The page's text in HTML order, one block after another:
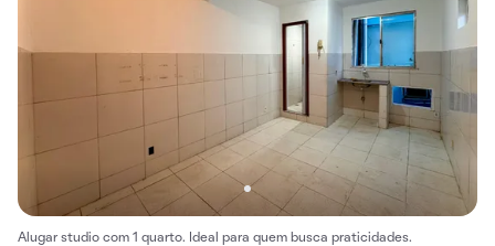
Alugar studio com 1 quarto. Ideal para quem busca praticidades.